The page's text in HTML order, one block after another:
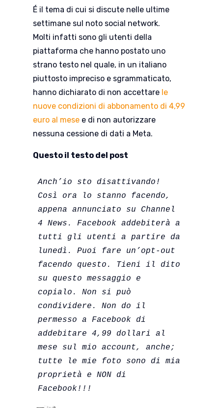
É il tema di cui si discute nelle ultime
settimane sul noto social network.
Molti infatti sono gli utenti della
piattaforma che hanno postato uno
strano testo nel quale, in un italiano
piuttosto impreciso e sgrammaticato,
hanno dichiarato di non accettare le
nuove condizioni di abbonamento di 4,99
euro al mesee di non autorizzare
nessuna cessione di dati a Meta.
Questo il testo del post
Anch’io sto disattivando!
Così ora lo stanno facendo,
appena annunciato su Channel
4 News. Facebook addebiterà a
tutti gli utenti a partire da
lunedì. Puoi fare un’opt-out
facendo questo. Tieni il dito
su questo messaggio e
copialo. Non si può
condividere. Non do il
permesso a Facebook di
addebitare 4,99 dollari al
mese sul mio account, anche;
tutte le mie foto sono di mia
proprietà e NON di
Facebook!!!